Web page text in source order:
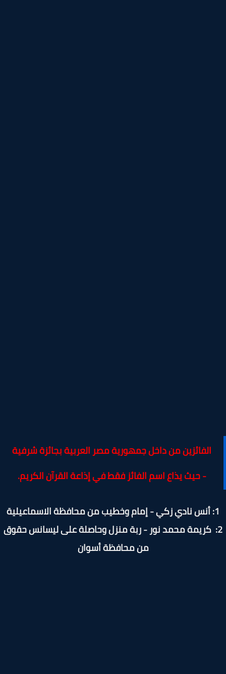
الفائزين من داخل جمهورية مصر العربية بجائزة شرفية
- حيث يذاع اسم الفائز فقط في إذاعة القرآن الكريم.
2: كريمة محمد نور - ربة منزل وحاصلة على ليسانس حقوق
من محافظة أسوان